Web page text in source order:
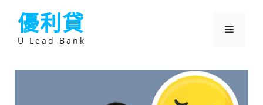
優利貸
U Lead Bank
選